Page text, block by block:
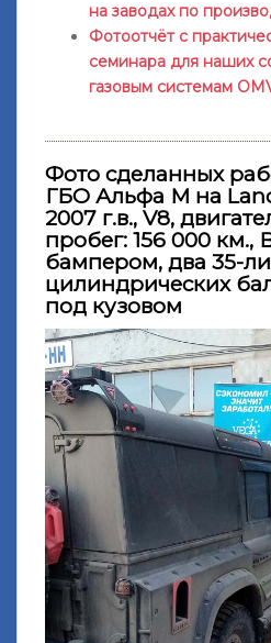
на заводах по
Фотоотчёт с
семинара для наших
газовым системам
Фото сделанных
ГБО Альфа М на
2007 г.в., V8,
пробег: 156 000
бампером, два 35-
цилиндрических
под кузовом